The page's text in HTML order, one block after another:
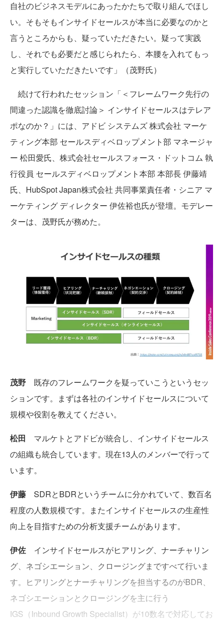
自社のビジネスモデルにあったかたちで取り組んでほし
い。そもそもインサイドセールスが本当に必要なのかと
言うところからも、疑っていただきたい。疑って実践
し、それでも必要だと感じられたら、本腰を入れてもっ
と実行していただきたいです」（茂野氏）
続けて行われたセッション「＜フレームワーク先行の
間違った認識を徹底討論＞ インサイドセールスはテレア
ポなのか？」には、アドビ システムズ 株式会社 マーケ
ティング本部 セールスディベロップメント部 マネージャ
ー 松田愛氏、株式会社セールスフォース・ドットコム 執
行役員 セールスディベロップメント本部 本部長 伊藤靖
氏、HubSpot Japan株式会社 共同事業責任者・シニア マ
ーケティング ディレクター 伊佐裕也氏が登壇。モデレー
ターは、茂野氏が務めた。
茂野 既存のフレームワークを疑っていこうというセッ
ションです。まずは各社のインサイドセールスについて
規模や役割を教えてください。
松田 マルケトとアドビが統合し、インサイドセールス
の組織も統合しています。現在13人のメンバーで行って
います。
伊藤 SDRとBDRというチームに分かれていて、数百名
程度の人数規模です。またインサイドセールスの生産性
向上を目指すための分析支援チームがあります。
伊佐 インサイドセールスがヒアリング、ナーチャリン
グ、ネゴシエーション、クロージングまですべて行いま
す。ヒアリングとナーチャリングを担当するのがBDR、
ネゴシエーションとクロージングを主に行う
IGS（Inbound Growth Specialist）が10数名で対応してお